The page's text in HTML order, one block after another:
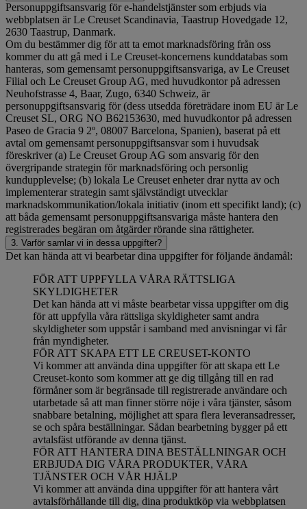
Personuppgiftsansvarig för e-handelstjänster som erbjuds via
webbplatsen är Le Creuset Scandinavia, Taastrup Hovedgade 12,
2630 Taastrup, Danmark.
Om du bestämmer dig för att ta emot marknadsföring från oss
kommer du att gå med i Le Creuset-koncernens kunddatabas som
hanteras, som gemensamt personuppgiftsansvariga, av Le Creuset
Filial och Le Creuset Group AG, med huvudkontor på adressen
Neuhofstrasse 4, Baar, Zugo, 6340 Schweiz, är
personuppgiftsansvarig för (dess utsedda företrädare inom EU är Le
Creuset SL, ORG NO B62153630, med huvudkontor på adressen
Paseo de Gracia 9 2º, 08007 Barcelona, Spanien), baserat på ett
avtal om gemensamt personuppgiftsansvar som i huvudsak
föreskriver (a) Le Creuset Group AG som ansvarig för den
övergripande strategin för marknadsföring och personlig
kundupplevelse; (b) lokala Le Creuset enheter drar nytta av och
implementerar strategin samt självständigt utvecklar
marknadskommunikation/lokala initiativ (inom ett specifikt land); (c)
att båda gemensamt personuppgiftsansvariga måste hantera den
registrerades begäran om åtgärder rörande sina rättigheter.
3. Varför samlar vi in dessa uppgifter?
Det kan hända att vi bearbetar dina uppgifter för följande ändamål:
FÖR ATT UPPFYLLA VÅRA RÄTTSLIGA
SKYLDIGHETER
Det kan hända att vi måste bearbetar vissa uppgifter om dig
för att uppfylla våra rättsliga skyldigheter samt andra
skyldigheter som uppstår i samband med anvisningar vi får
från myndigheter.
FÖR ATT SKAPA ETT LE CREUSET-KONTO
Vi kommer att använda dina uppgifter för att skapa ett Le
Creuset-konto som kommer att ge dig tillgång till en rad
förmåner som är begränsade till registrerade användare och
utarbetade så att man finner större nöje i våra tjänster, såsom
snabbare betalning, möjlighet att spara flera leveransadresser,
se och spåra beställningar. Sådan bearbetning bygger på ett
avtalsfäst utförande av denna tjänst.
FÖR ATT HANTERA DINA BESTÄLLNINGAR OCH
ERBJUDA DIG VÅRA PRODUKTER, VÅRA
TJÄNSTER OCH VÅR HJÄLP
Vi kommer att använda dina uppgifter för att hantera vårt
avtalsförhållande till dig, dina produktköp via webbplatsen